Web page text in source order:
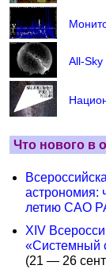
All-
Что нового в
астрономия:
летию САО
XIV
«Системный
(21 — 26